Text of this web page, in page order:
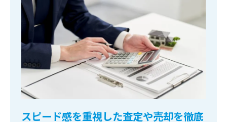
スピード感を重視した査定や売却を徹底